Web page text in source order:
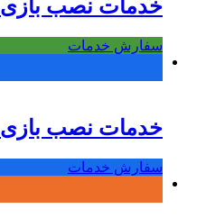
خدمات نصب بازی XBOX Series S/X
سفارش خدمات
خدمات نصب بازی PS5 کپی خور
سفارش خدمات